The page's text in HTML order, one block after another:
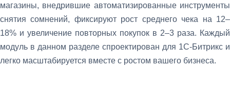
магазины, внедрившие автоматизированные инструменты
снятия сомнений, фиксируют рост среднего чека на 12–
18% и увеличение повторных покупок в 2–3 раза. Каждый
модуль в данном разделе спроектирован для 1С-Битрикс и
легко масштабируется вместе с ростом вашего бизнеса.